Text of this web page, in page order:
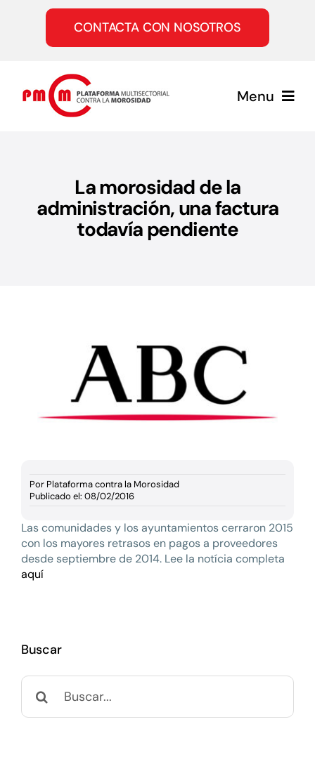
contenido
CONTACTA CON NOSOTROS
Menu
Quiénes somos
Servicios
Agenda
Prensa
La morosidad de la
administración, una factura
todavía pendiente
Por Plataforma contra la Morosidad
Publicado el: 08/02/2016
Las comunidades y los ayuntamientos cerraron 2015
con los mayores retrasos en pagos a proveedores
desde septiembre de 2014. Lee la notícia completa
aquí
Buscar
Buscar: